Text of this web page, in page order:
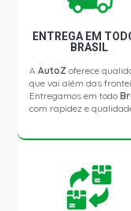
ENTREGA EM
BRASIL
AAutoZ oferece
que vai além das
Entregamos em todo
com rapidez e